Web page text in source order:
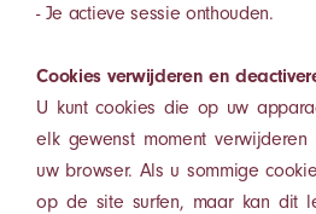
- Je actieve sessie onthouden.
Cookies verwijderen en
U kunt cookies die op uw
elk gewenst moment
uw browser. Als u sommige
op de site surfen, maar kan dit